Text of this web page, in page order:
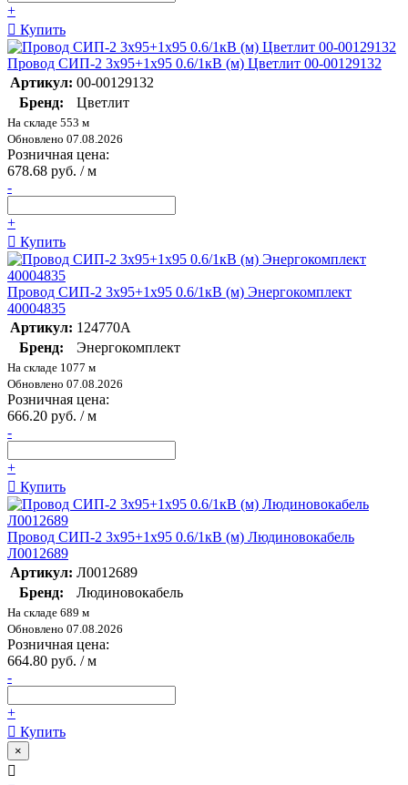
+
Купить
Провод СИП-2 3х95+1х95 0.6/1кВ (м) Цветлит 00-00129132
Артикул: 00-00129132
Бренд:
Цветлит
На складе 553 м
Обновлено 07.08.2026
Розничная цена:
678.68 руб. / м
-
+
Купить
Провод СИП-2 3х95+1х95 0.6/1кВ (м) Энергокомплект
40004835
Артикул: 124770А
Бренд:
Энергокомплект
На складе 1077 м
Обновлено 07.08.2026
Розничная цена:
666.20 руб. / м
-
+
Купить
Провод СИП-2 3х95+1х95 0.6/1кВ (м) Людиновокабель
Л0012689
Артикул: Л0012689
Бренд:
Людиновокабель
На складе 689 м
Обновлено 07.08.2026
Розничная цена:
664.80 руб. / м
-
+
Купить
×